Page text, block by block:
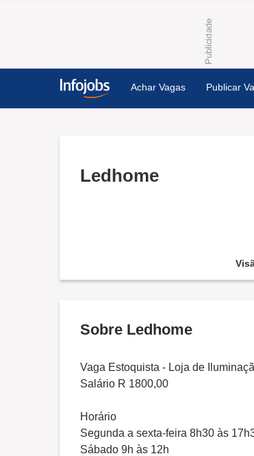
Achar Vagas Publicar
Ledhome
Sobre Ledhome
Vaga Estoquista - Loja de
Salário R 1800,00
Horário
Segunda a sexta-feira 8h30 às
Sábado 9h às 12h